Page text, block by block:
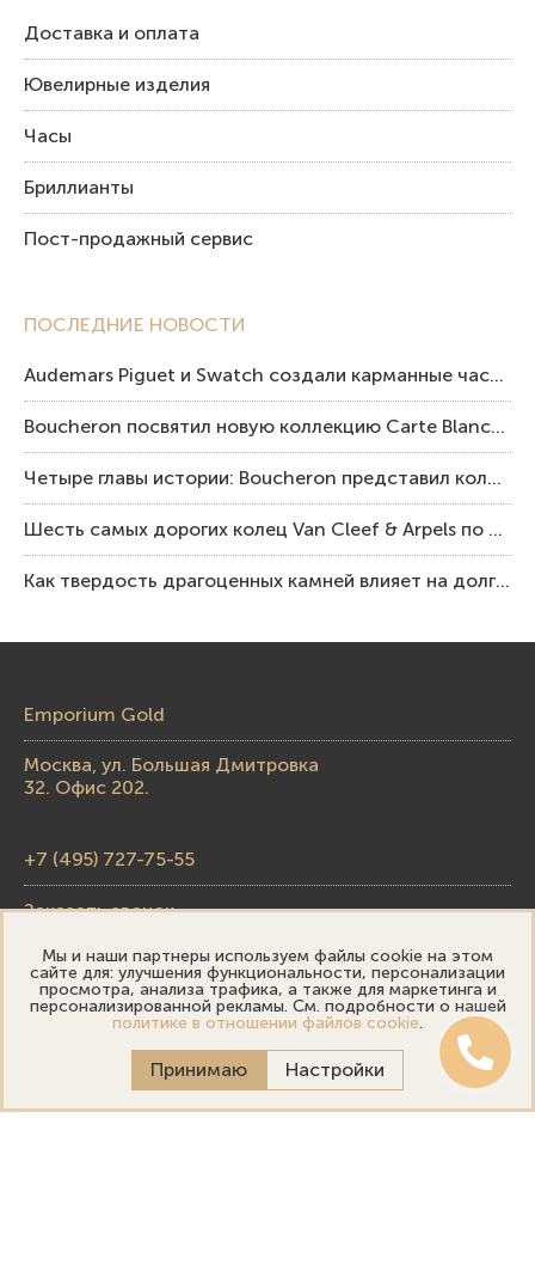
ПОСЛЕДНИЕ НОВОСТИ
Audemars Piguet и Swatch создали карманные часы в эстетике Royal Oak и Pop Art
Boucheron посвятил новую коллекцию Carte Blanche Human Being человеку и силе мастерства
Четыре главы истории: Boucheron представил коллекцию «Nom: Boucheron, Prénom: Frédéric»
Шесть самых дорогих колец Van Cleef & Arpels по итогам аукционов Sotheby’s
Как твердость драгоценных камней влияет на долговечность ювелирных изделий
Доставка и оплата
Ювелирные изделия
Часы
Бриллианты
Пост-продажный сервис
Emporium Gold
Москва, ул. Большая Дмитровка
32. Офис 202.
+7 (495) 727-75-55
Заказать звонок
skupka@emporiumgold.com
sale@emporiumgold.com
Режим работы:
Пн-Пт: 10:00–20:00
Мы и наши партнеры используем файлы cookie на этом
сайте для: улучшения функциональности, персонализации
просмотра, анализа трафика, а также для маркетинга и
персонализированной рекламы. См. подробности о нашей
политике в отношении файлов cookie.
Принимаю Настройки